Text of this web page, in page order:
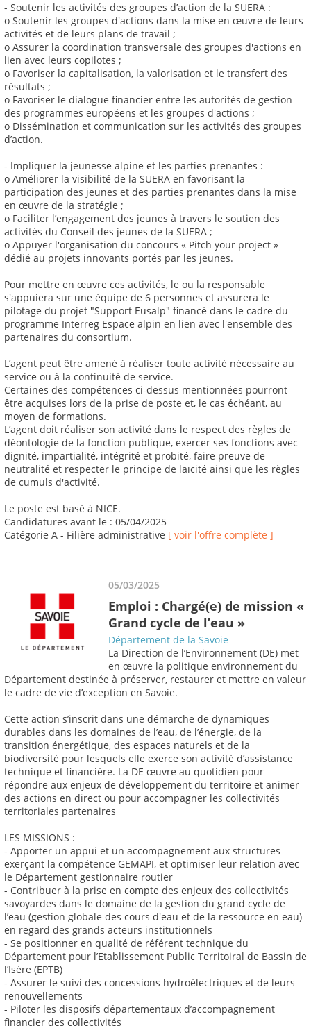
- Soutenir les activités des groupes d’action de la SUERA :
o Soutenir les groupes d'actions dans la mise en œuvre de leurs
activités et de leurs plans de travail ;
o Assurer la coordination transversale des groupes d'actions en
lien avec leurs copilotes ;
o Favoriser la capitalisation, la valorisation et le transfert des
résultats ;
o Favoriser le dialogue financier entre les autorités de gestion
des programmes européens et les groupes d'actions ;
o Dissémination et communication sur les activités des groupes
d’action.
- Impliquer la jeunesse alpine et les parties prenantes :
o Améliorer la visibilité de la SUERA en favorisant la
participation des jeunes et des parties prenantes dans la mise
en œuvre de la stratégie ;
o Faciliter l’engagement des jeunes à travers le soutien des
activités du Conseil des jeunes de la SUERA ;
o Appuyer l'organisation du concours « Pitch your project »
dédié au projets innovants portés par les jeunes.
Pour mettre en œuvre ces activités, le ou la responsable
s'appuiera sur une équipe de 6 personnes et assurera le
pilotage du projet "Support Eusalp" financé dans le cadre du
programme Interreg Espace alpin en lien avec l'ensemble des
partenaires du consortium.
L’agent peut être amené à réaliser toute activité nécessaire au
service ou à la continuité de service.
Certaines des compétences ci-dessus mentionnées pourront
être acquises lors de la prise de poste et, le cas échéant, au
moyen de formations.
L’agent doit réaliser son activité dans le respect des règles de
déontologie de la fonction publique, exercer ses fonctions avec
dignité, impartialité, intégrité et probité, faire preuve de
neutralité et respecter le principe de laïcité ainsi que les règles
de cumuls d'activité.
Le poste est basé à NICE.
Candidatures avant le : 05/04/2025
Catégorie A - Filière administrative [ voir l'offre complète ]
05/03/2025
Emploi : Chargé(e) de mission «
Grand cycle de l’eau »
Département de la Savoie
La Direction de l’Environnement (DE) met
en œuvre la politique environnement du
Département destinée à préserver, restaurer et mettre en valeur
le cadre de vie d’exception en Savoie.
Cette action s’inscrit dans une démarche de dynamiques
durables dans les domaines de l’eau, de l’énergie, de la
transition énergétique, des espaces naturels et de la
biodiversité pour lesquels elle exerce son activité d’assistance
technique et financière. La DE œuvre au quotidien pour
répondre aux enjeux de développement du territoire et animer
des actions en direct ou pour accompagner les collectivités
territoriales partenaires
LES MISSIONS :
- Apporter un appui et un accompagnement aux structures
exerçant la compétence GEMAPI, et optimiser leur relation avec
le Département gestionnaire routier
- Contribuer à la prise en compte des enjeux des collectivités
savoyardes dans le domaine de la gestion du grand cycle de
l’eau (gestion globale des cours d'eau et de la ressource en eau)
en regard des grands acteurs institutionnels
- Se positionner en qualité de référent technique du
Département pour l’Etablissement Public Territoiral de Bassin de
l’Isère (EPTB)
- Assurer le suivi des concessions hydroélectriques et de leurs
renouvellements
- Piloter les disposifs départementaux d’accompagnement
financier des collectivités